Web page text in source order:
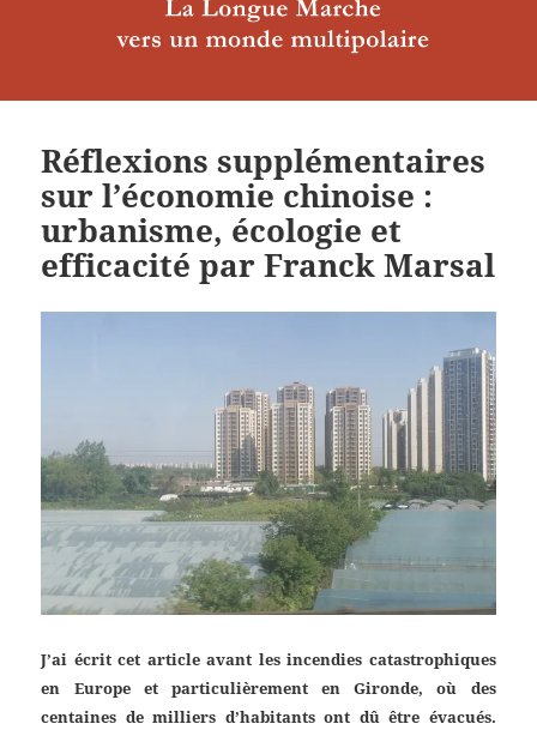
Réflexions supplémentaires
sur l’économie chinoise :
urbanisme, écologie et
efficacité par Franck Marsal
J’ai écrit cet article avant les incendies catastrophiques
en Europe et particulièrement en Gironde, où des
centaines de milliers d’habitants ont dû être évacués.